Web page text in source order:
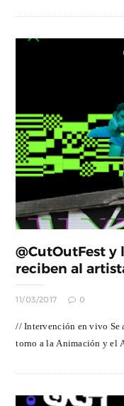
@CutOutFest y
reciben al
11/03/2017 0
// Intervención en vivo Se
torno a la Animación y el